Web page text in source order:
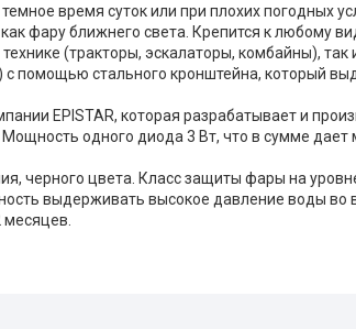
время суток или при плохих погодных
фару ближнего света. Крепится к любому
(тракторы, эскалаторы, комбайны), так
помощью стального кронштейна, который
EPISTAR, которая разрабатывает и
одного диода 3 Вт, что в сумме
черного цвета. Класс защиты фары на
выдерживать высокое давление воды во
месяцев.